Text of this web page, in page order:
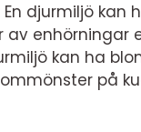
djurmiljö kan
enhörningar
kan ha
på